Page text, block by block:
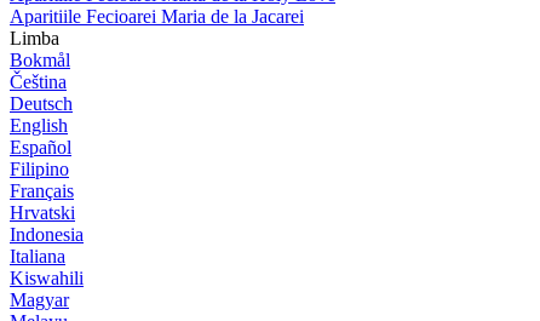
Aparitiile Fecioarei Maria de la Jacarei
Limba
Bokmål
Čeština
Deutsch
English
Español
Filipino
Français
Hrvatski
Indonesia
Italiana
Kiswahili
Magyar